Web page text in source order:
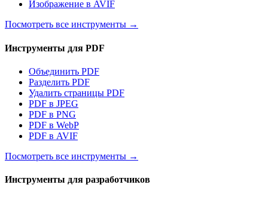
Изображение в AVIF
Посмотреть все инструменты →
Инструменты для PDF
Объединить PDF
Разделить PDF
Удалить страницы PDF
PDF в JPEG
PDF в PNG
PDF в WebP
PDF в AVIF
Посмотреть все инструменты →
Инструменты для разработчиков